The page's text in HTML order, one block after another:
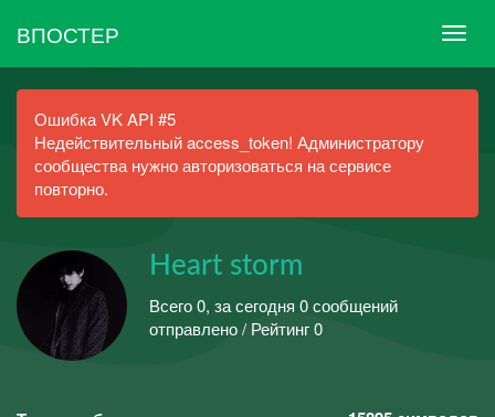
ВПОСТЕР
Ошибка VK API #5
Недействительный access_token! Администратору
сообщества нужно авторизоваться на сервисе
повторно.
Heart storm
Всего 0, за сегодня 0 сообщений
отправлено / Рейтинг 0